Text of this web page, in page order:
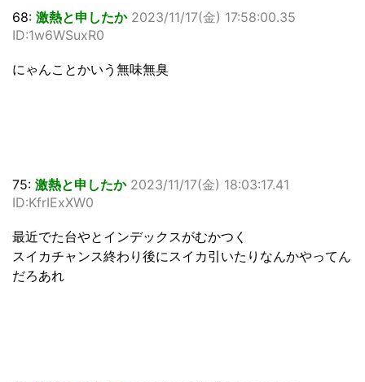
68: 激熱と申したか 2023/11/17(金) 17:58:00.35
ID:1w6WSuxR0
にゃんことかいう無味無臭
75: 激熱と申したか 2023/11/17(金) 18:03:17.41
ID:KfrIExXW0
最近でた台やとインデックスがむかつく
スイカチャンス終わり後にスイカ引いたりなんかやってん
だろあれ